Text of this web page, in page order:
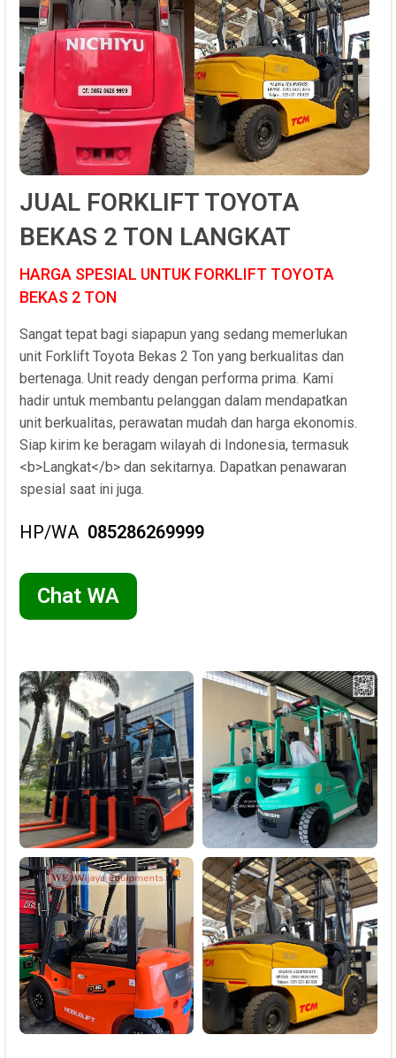
JUAL FORKLIFT TOYOTA
BEKAS 2 TON LANGKAT
HARGA SPESIAL UNTUK FORKLIFT TOYOTA
BEKAS 2 TON
Sangat tepat bagi siapapun yang sedang memerlukan
unit Forklift Toyota Bekas 2 Ton yang berkualitas dan
bertenaga. Unit ready dengan performa prima. Kami
hadir untuk membantu pelanggan dalam mendapatkan
unit berkualitas, perawatan mudah dan harga ekonomis.
Siap kirim ke beragam wilayah di Indonesia, termasuk
<b>Langkat</b> dan sekitarnya. Dapatkan penawaran
spesial saat ini juga.
HP/WA 085286269999
Chat WA